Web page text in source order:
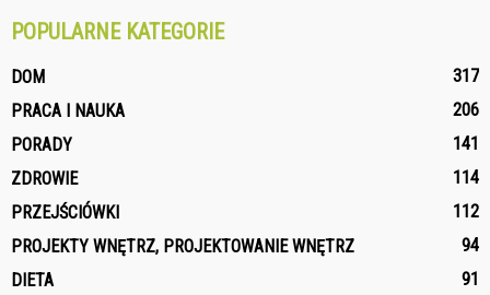
POPULARNE KATEGORIE
DOM
317
PRACA I NAUKA
206
PORADY
141
ZDROWIE
114
PRZEJŚCIÓWKI
112
PROJEKTY WNĘTRZ, PROJEKTOWANIE WNĘTRZ
94
DIETA
91